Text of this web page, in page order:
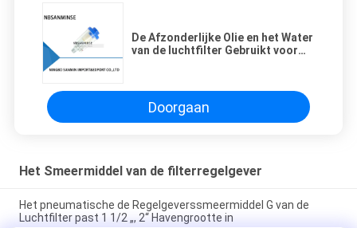
De Afzonderlijke Olie en het Water
van de luchtfilter Gebruikt voor
Doorgaan
Het Smeermiddel van de filterregelgever
Het pneumatische de Regelgeverssmeermiddel G van de
Luchtfilter past 1 1/2 „, 2“ Havengrootte in